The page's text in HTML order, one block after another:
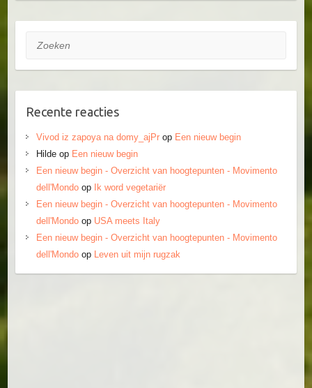
Zoeken
Recente reacties
Vivod iz zapoya na domy_ajProp Een nieuw begin
Hildeop Een nieuw begin
Een nieuw begin - Overzicht van hoogtepunten - Movimento
dell'Mondoop
Ik word vegetariër
Een nieuw begin - Overzicht van hoogtepunten - Movimento
dell'Mondoop USA meets Italy
Een nieuw begin - Overzicht van hoogtepunten - Movimento
dell'Mondoop Leven uit mijn rugzak